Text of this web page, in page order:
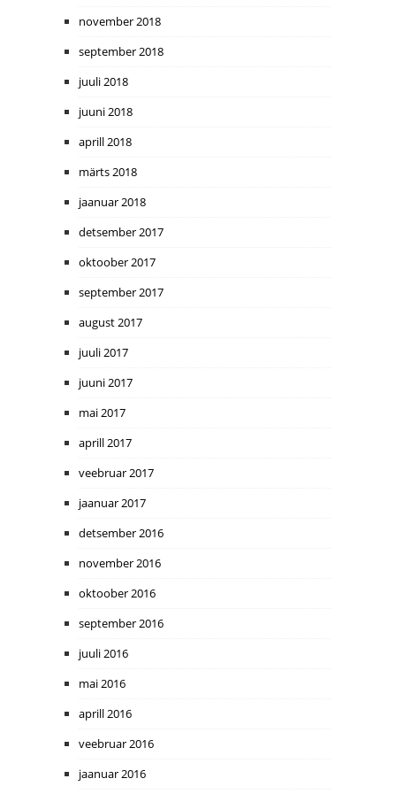
november 2018
september 2018
juuli 2018
juuni 2018
aprill 2018
märts 2018
jaanuar 2018
detsember 2017
oktoober 2017
september 2017
august 2017
juuli 2017
juuni 2017
mai 2017
aprill 2017
veebruar 2017
jaanuar 2017
detsember 2016
november 2016
oktoober 2016
september 2016
juuli 2016
mai 2016
aprill 2016
veebruar 2016
jaanuar 2016